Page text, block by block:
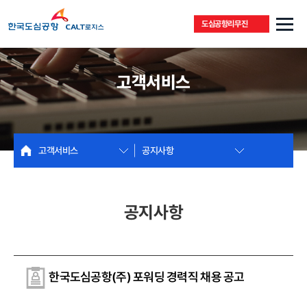
도심공항리무진
고객서비스
고객서비스 공지사항
공지사항
한국도심공항(주) 포워딩 경력직 채용 공고